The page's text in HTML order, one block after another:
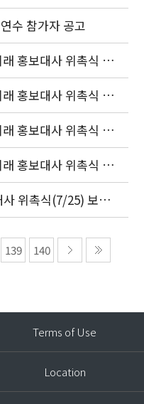
수 참가자 공고
홍보대사 위촉식 사
홍보대사 위촉식 사
홍보대사 위촉식 사
홍보대사 위촉식 사
사 위촉식(7/25) 보도
치)
139 140
Terms of Use
Location